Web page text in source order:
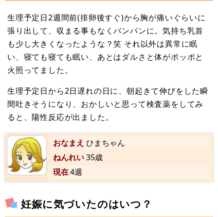
生理予定日2週間前(排卵後すぐ)から胸が痛いぐらいに
張り出して、収まる事もなくパンパンに。気持ち乳首
も少し大きくなったような？笑 それ以外は異常に眠
い、寝ても寝ても眠い、あとはダルさと体がポッポと
火照ってました。
生理予定日から2日遅れの日に、朝起きて伸びをした瞬
間吐きそうになり、おかしいと思って検査薬をしてみ
ると、陽性反応が出ました。
おなまえ ひまちゃん
ねんれい35歳
現在4週
妊娠に気づいたのはいつ？